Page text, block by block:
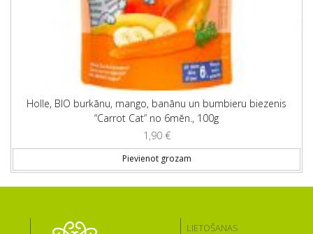
Holle, BIO burkānu, mango, banānu un bumbieru biezenis
“Carrot Cat” no 6mēn., 100g
1,90 €
Pievienot grozam
LIETOŠANAS